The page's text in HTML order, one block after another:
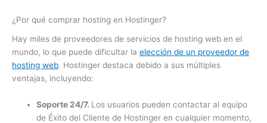
¿Por qué comprar hosting en Hostinger?
Hay miles de proveedores de servicios de hosting web en el
mundo, lo que puede dificultar la elección de un proveedor de
hosting web. Hostinger destaca debido a sus múltiples
ventajas, incluyendo:
Soporte 24/7. Los usuarios pueden contactar al equipo
de Éxito del Cliente de Hostinger en cualquier momento,